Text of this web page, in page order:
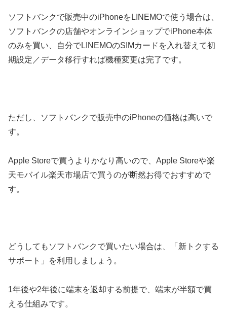
ソフトバンクで販売中のiPhoneをLINEMOで使う場合は、
ソフトバンクの店舗やオンラインショップでiPhone本体
のみを買い、自分でLINEMOのSIMカードを入れ替えて初
期設定／データ移行すれば機種変更は完了です。
ただし、ソフトバンクで販売中のiPhoneの価格は高いで
す。
Apple Storeで買うよりかなり高いので、Apple Storeや楽
天モバイル楽天市場店で買うのが断然お得でおすすめで
す。
どうしてもソフトバンクで買いたい場合は、「新トクする
サポート」を利用しましょう。
1年後や2年後に端末を返却する前提で、端末が半額で買
える仕組みです。